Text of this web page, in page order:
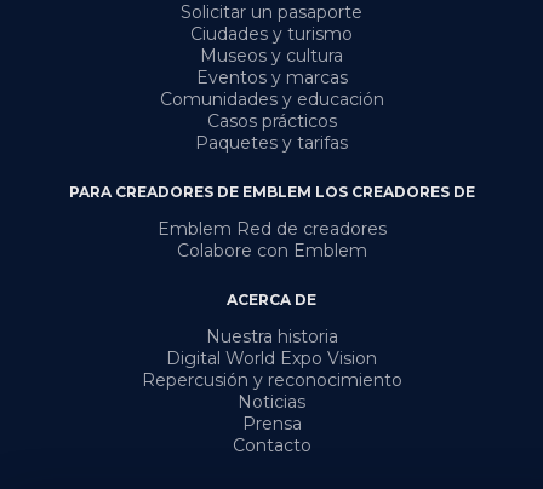
Solicitar un pasaporte
Ciudades y turismo
Museos y cultura
Eventos y marcas
Comunidades y educación
Casos prácticos
Paquetes y tarifas
PARA CREADORES DE EMBLEM LOS CREADORES DE
Emblem Red de creadores
Colabore con Emblem
ACERCA DE
Nuestra historia
Digital World Expo Vision
Repercusión y reconocimiento
Noticias
Prensa
Contacto